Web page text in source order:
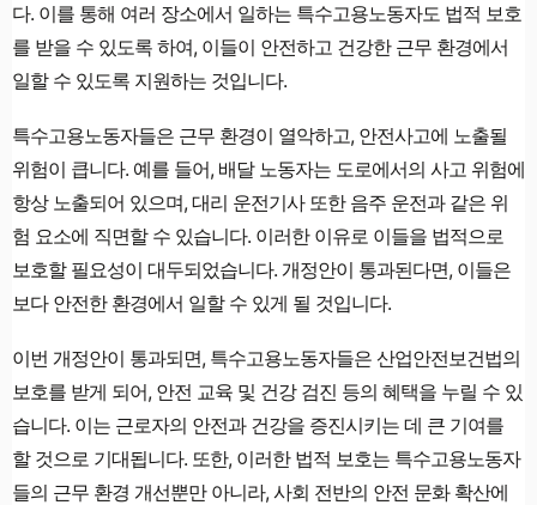
다. 이를 통해 여러 장소에서 일하는 특수고용노동자도 법적 보호
를 받을 수 있도록 하여, 이들이 안전하고 건강한 근무 환경에서
일할 수 있도록 지원하는 것입니다.
특수고용노동자들은 근무 환경이 열악하고, 안전사고에 노출될
위험이 큽니다. 예를 들어, 배달 노동자는 도로에서의 사고 위험에
항상 노출되어 있으며, 대리 운전기사 또한 음주 운전과 같은 위
험 요소에 직면할 수 있습니다. 이러한 이유로 이들을 법적으로
보호할 필요성이 대두되었습니다. 개정안이 통과된다면, 이들은
보다 안전한 환경에서 일할 수 있게 될 것입니다.
이번 개정안이 통과되면, 특수고용노동자들은 산업안전보건법의
보호를 받게 되어, 안전 교육 및 건강 검진 등의 혜택을 누릴 수 있
습니다. 이는 근로자의 안전과 건강을 증진시키는 데 큰 기여를
할 것으로 기대됩니다. 또한, 이러한 법적 보호는 특수고용노동자
들의 근무 환경 개선뿐만 아니라, 사회 전반의 안전 문화 확산에